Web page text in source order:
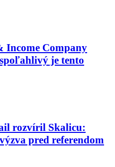
Income Company
je tento
rozvíril Skalicu:
pred referendom